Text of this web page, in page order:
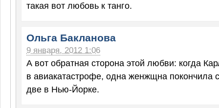
такая вот любовь к танго.
Ольга Бакланова
9 января, 2012 1:06
А вот обратная сторона этой любви: когда
в авиакатастрофе, одна женжщна покончила
две в Нью-Йорке.